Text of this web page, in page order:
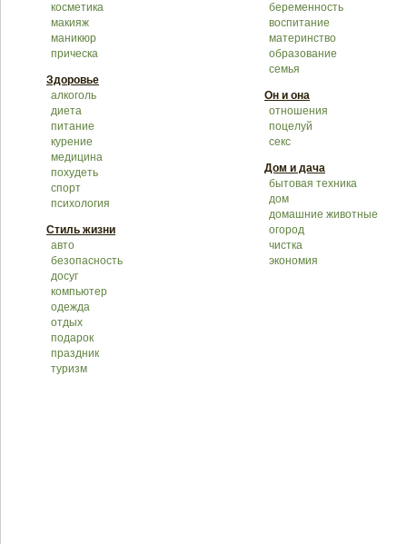
косметика
макияж
маникюр
прическа
Здоровье
алкоголь
диета
питание
курение
медицина
похудеть
спорт
психология
Стиль жизни
авто
безопасность
досуг
компьютер
одежда
отдых
подарок
праздник
туризм
беременность
воспитание
материнство
образование
семья
Он и она
отношения
поцелуй
секс
Дом и дача
бытовая техника
дом
домашние животные
огород
чистка
экономия